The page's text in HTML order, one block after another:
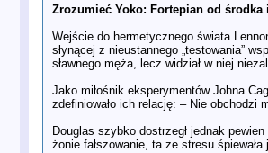
Zrozumieć Yoko: Fortepian od
Wejście do hermetycznego świata
słynącej z nieustannego „testowania”
sławnego męża, lecz widział w niej
Jako miłośnik eksperymentów Johna
zdefiniowało ich relację: – Nie obchodzi
Douglas szybko dostrzegł jednak
żonie fałszowanie, ta ze stresu